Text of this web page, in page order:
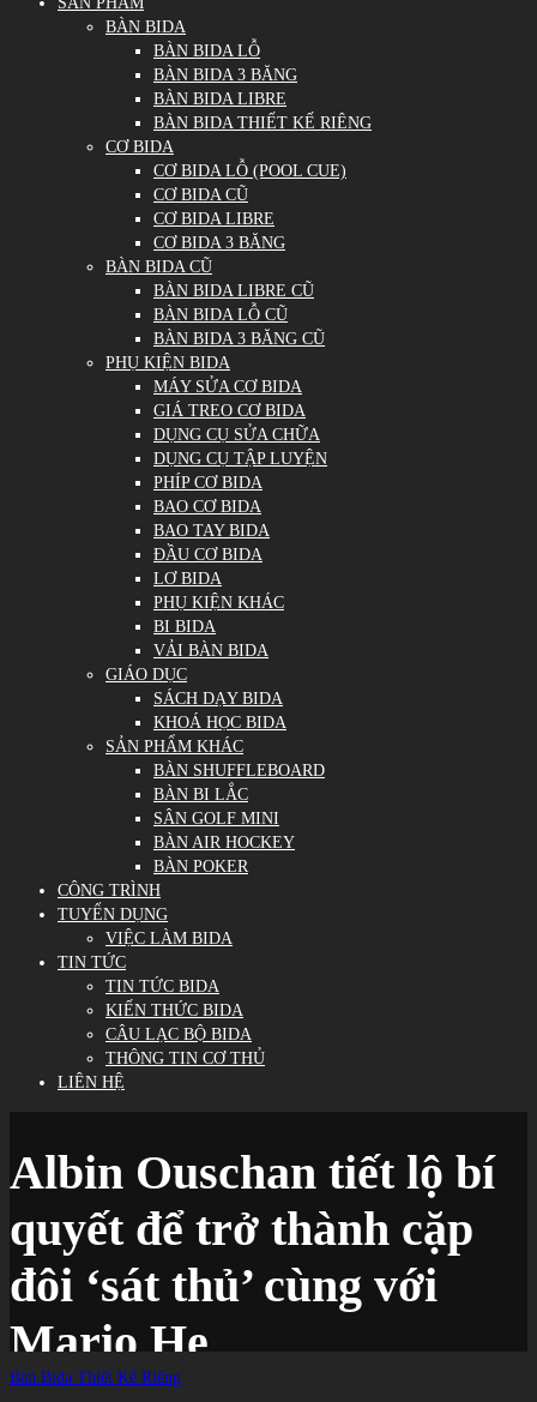
BÀN BIDA
BÀN BIDA LỖ
BÀN BIDA 3 BĂNG
BÀN BIDA LIBRE
BÀN BIDA THIẾT KẾ RIÊNG
CƠ BIDA
CƠ BIDA LỖ (POOL CUE)
CƠ BIDA CŨ
CƠ BIDA LIBRE
CƠ BIDA 3 BĂNG
BÀN BIDA CŨ
BÀN BIDA LIBRE CŨ
BÀN BIDA LỖ CŨ
BÀN BIDA 3 BĂNG CŨ
PHỤ KIỆN BIDA
MÁY SỬA CƠ BIDA
GIÁ TREO CƠ BIDA
DỤNG CỤ SỬA CHỮA
DỤNG CỤ TẬP LUYỆN
PHÍP CƠ BIDA
BAO CƠ BIDA
BAO TAY BIDA
ĐẦU CƠ BIDA
LƠ BIDA
PHỤ KIỆN KHÁC
BI BIDA
VẢI BÀN BIDA
GIÁO DỤC
SÁCH DẠY BIDA
KHOÁ HỌC BIDA
SẢN PHẨM KHÁC
BÀN SHUFFLEBOARD
BÀN BI LẮC
SÂN GOLF MINI
BÀN AIR HOCKEY
BÀN POKER
CÔNG TRÌNH
TUYỂN DỤNG
VIỆC LÀM BIDA
TIN TỨC
TIN TỨC BIDA
KIẾN THỨC BIDA
CÂU LẠC BỘ BIDA
THÔNG TIN CƠ THỦ
LIÊN HỆ
Albin Ouschan tiết lộ bí
quyết để trở thành cặp
đôi ‘sát thủ’ cùng với
Mario He
Bàn Bida Thiết Kế Riêng